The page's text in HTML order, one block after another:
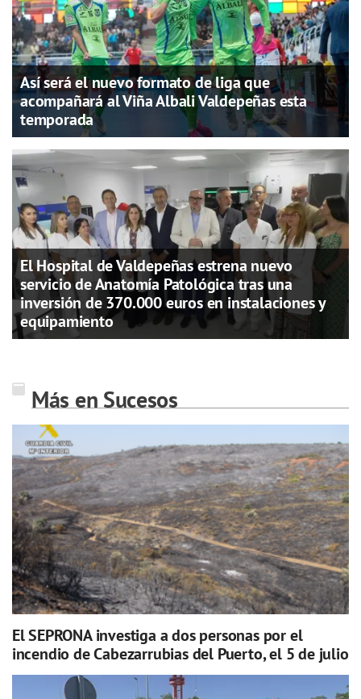
Así será el nuevo formato de liga que
acompañará al Viña Albali Valdepeñas esta
temporada
El Hospital de Valdepeñas estrena nuevo
servicio de Anatomía Patológica tras una
inversión de 370.000 euros en instalaciones y
equipamiento
Más en Sucesos
El SEPRONA investiga a dos personas por el
incendio de Cabezarrubias del Puerto, el 5 de julio